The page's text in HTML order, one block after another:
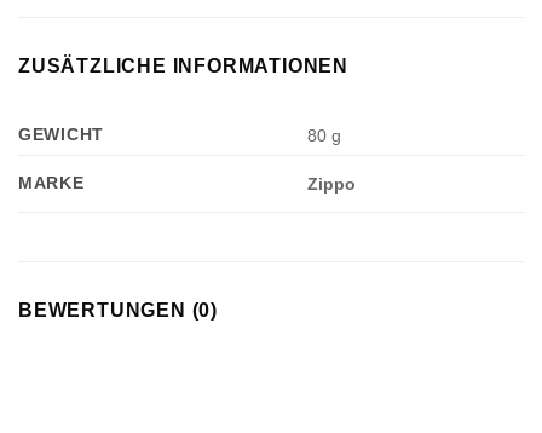
ZUSÄTZLICHE INFORMATIONEN
GEWICHT 80 g
MARKE Zippo
BEWERTUNGEN (0)
Appliquer les filtres